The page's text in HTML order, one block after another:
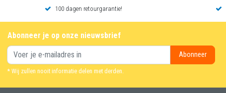
100 dagen retourgarantie!
Abonneer je op onze nieuwsbrief
Abonneer
* Wij zullen nooit informatie delen met derden.